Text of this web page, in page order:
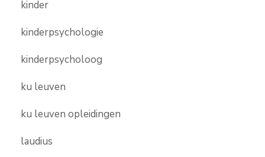
kinder
kinderpsychologie
kinderpsycholoog
ku leuven
ku leuven opleidingen
laudius